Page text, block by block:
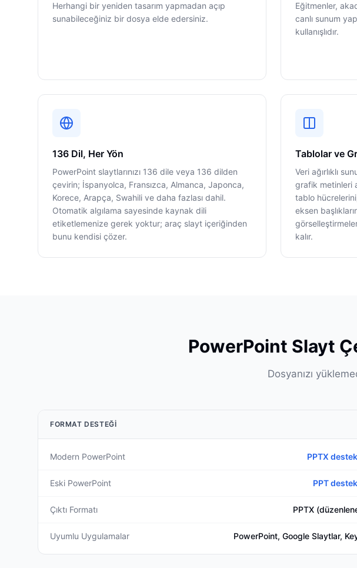
Herhangi bir yeniden tasarım yapmadan açıp
sunabileceğiniz bir dosya elde edersiniz.
Eğitmenler,
canlı sunum
kullanışlıdır.
136 Dil, Her Yön
PowerPoint slaytlarınızı 136 dile veya 136 dilden
çevirin; İspanyolca, Fransızca, Almanca, Japonca,
Korece, Arapça, Swahili ve daha fazlası dahil.
Otomatik algılama sayesinde kaynak dili
etiketlemenize gerek yoktur; araç slayt içeriğinden
bunu kendisi çözer.
Tablolar ve
Veri ağırlıklı
grafik metinleri
tablo
eksen
kalır.
PowerPoint Slayt
Dosyanızı
FORMAT DESTEĞI
Modern PowerPoint PPTX
Eski PowerPoint PPT
Çıktı Formatı PPTX
Uyumlu Uygulamalar PowerPoint, Google Slaytlar,